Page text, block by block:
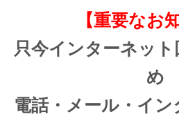
【重要なお
只今インターネッ
め
電話・メール・イ